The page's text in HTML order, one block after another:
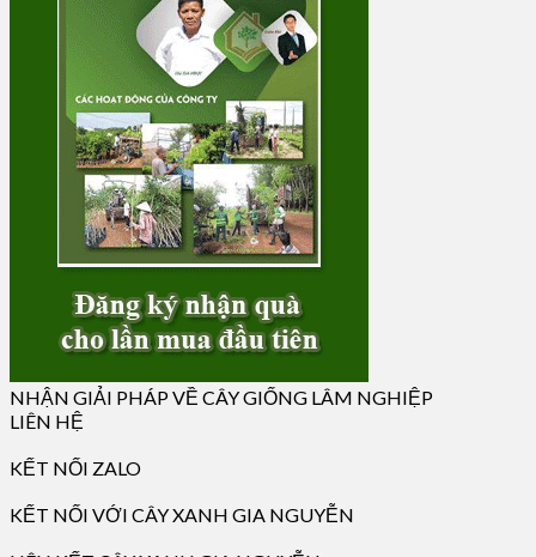
NHẬN GIẢI PHÁP VỀ CÂY GIỐNG LÂM NGHIỆP
LIÊN HỆ
KẾT NỐI ZALO
KẾT NỐI VỚI CÂY XANH GIA NGUYỄN